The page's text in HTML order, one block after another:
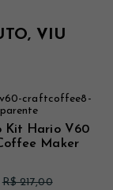
VIU
Kit Hario V60
Maker
R$ 217,00